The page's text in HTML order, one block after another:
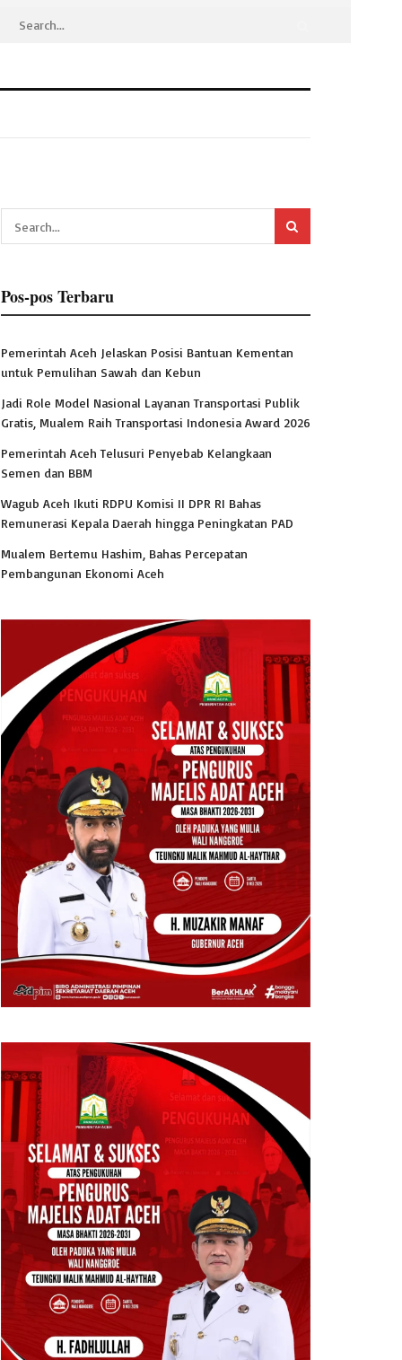
Pos-pos Terbaru
Pemerintah Aceh Jelaskan Posisi Bantuan Kementan
untuk Pemulihan Sawah dan Kebun
Jadi Role Model Nasional Layanan Transportasi Publik
Gratis, Mualem Raih Transportasi Indonesia Award 2026
Pemerintah Aceh Telusuri Penyebab Kelangkaan
Semen dan BBM
Wagub Aceh Ikuti RDPU Komisi II DPR RI Bahas
Remunerasi Kepala Daerah hingga Peningkatan PAD
Mualem Bertemu Hashim, Bahas Percepatan
Pembangunan Ekonomi Aceh